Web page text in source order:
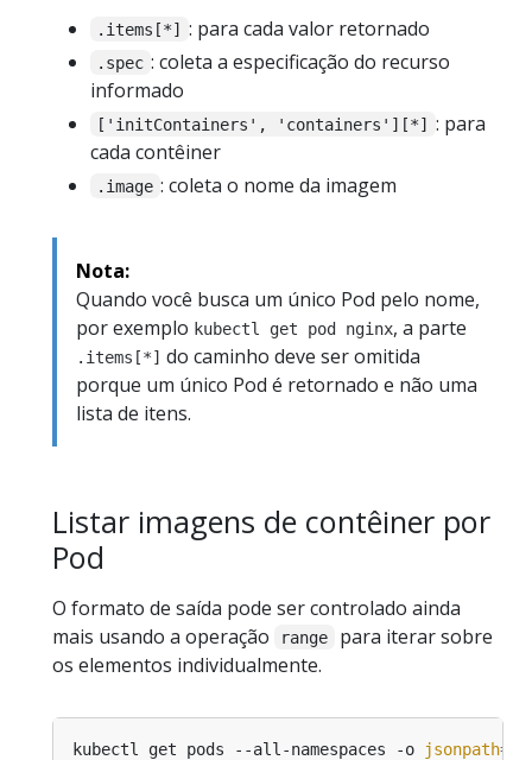
.items[*] : para cada valor retornado
.spec : coleta a especificação do recurso
informado
['initContainers', 'containers'][*] : para
cada contêiner
.image : coleta o nome da imagem
Nota:
Quando você busca um único Pod pelo nome,
por exemplo kubectl get pod nginx, a parte
.items[*] do caminho deve ser omitida
porque um único Pod é retornado e não uma
lista de itens.
Listar imagens de contêiner por
Pod
O formato de saída pode ser controlado ainda
mais usando a operação
range
para iterar sobre
os elementos individualmente.
kubectl get pods --all-namespaces -o jsonpath=